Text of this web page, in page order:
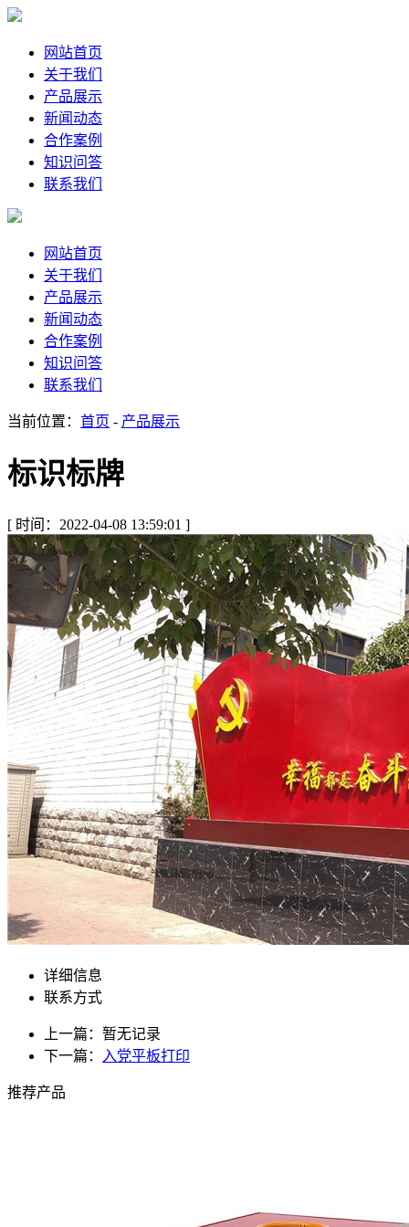
网站首页
关于我们
产品展示
新闻动态
合作案例
知识问答
联系我们
网站首页
关于我们
产品展示
新闻动态
合作案例
知识问答
联系我们
当前位置： 首页 - 产品展示
标识标牌
[ 时间：2022-04-08 13:59:01 ]
详细信息
联系方式
上一篇：暂无记录
下一篇：
入党平板打印
推荐产品